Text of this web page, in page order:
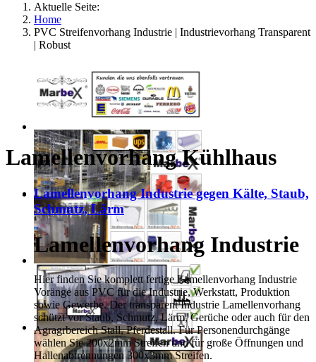
Aktuelle Seite:
Home
PVC Streifenvorhang Industrie | Industrievorhang Transparent
| Robust
Lamellenvorhang Kühlhaus
Lamellenvorhang Industrie gegen Kälte, Staub,
Schmutz, Lärm
Lamellenvorhang Industrie
Hier finden Sie komplett fertige Lamellenvorhang Industrie
Voränge aus PVC für die Industrie, Werkstatt, Produktion
sowie Gewerbe. Der transparent Industrie Lamellenvorhang
schützt vor Staub, Schmutz, Lärm, Gerüche oder auch für den
Agragrbereich Stall, Pferdestall. Für Personendurchgänge
wählen Sie 200x2mm Streifen und für große Öffnungen und
Hallenabtrennungen 300x3mm Streifen.